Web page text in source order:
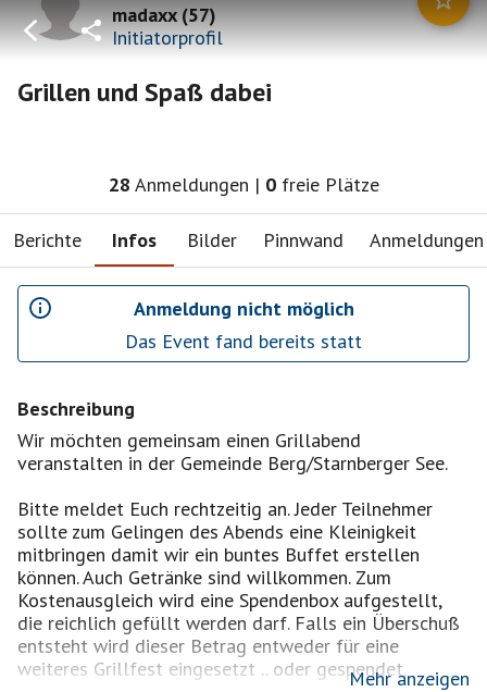
madaxx(57)
Initiatorprofil
Grillen und Spaß dabei
28 Anmeldungen | 0 freie Plätze
Berichte Infos Bilder Pinnwand Anmeldungen
Anmeldung nicht möglich
Das Event fand bereits statt
Beschreibung
Wir möchten gemeinsam einen Grillabend
veranstalten in der Gemeinde Berg/Starnberger See.
Bitte meldet Euch rechtzeitig an. Jeder Teilnehmer
sollte zum Gelingen des Abends eine Kleinigkeit
mitbringen damit wir ein buntes Buffet erstellen
können. Auch Getränke sind willkommen. Zum
Kostenausgleich wird eine Spendenbox aufgestellt,
die reichlich gefüllt werden darf. Falls ein Überschuß
entsteht wird dieser Betrag entweder für eine
weiteres Grillfest eingesetzt .. oder gespendet.Mehr anzeigen